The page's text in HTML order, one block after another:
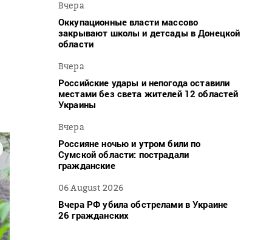
Вчера
Оккупационные власти массово
закрывают школы и детсады в Донецкой
области
Вчера
Российские удары и непогода оставили
местами без света жителей 12 областей
Украины
Вчера
Россияне ночью и утром били по
Сумской области: пострадали
гражданские
06 August 2026
Вчера РФ убила обстрелами в Украине
26 гражданских